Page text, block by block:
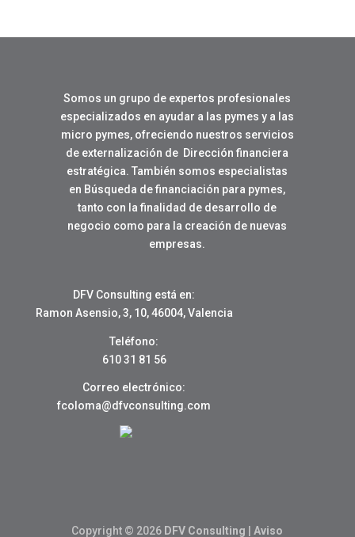
Somos un grupo de expertos profesionales
especializados en ayudar a las pymes y a las
micro pymes, ofreciendo nuestros servicios
de externalización de Dirección financiera
estratégica. También somos especialistas
en Búsqueda de financiación para pymes,
tanto con la finalidad de desarrollo de
negocio como para la creación de nuevas
empresas.
DFV Consulting está en:
Ramon Asensio, 3, 10, 46004, Valencia
Teléfono:
610 31 81 56
Correo electrónico:
fcoloma@dfvconsulting.com
Copyright © 2026 DFV Consulting Aviso